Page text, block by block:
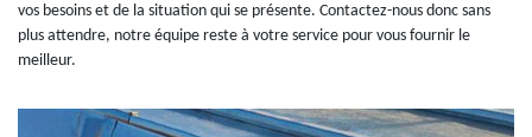
vos besoins et de la situation qui se présente. Contactez-nous donc sans
plus attendre, notre équipe reste à votre service pour vous fournir le
meilleur.